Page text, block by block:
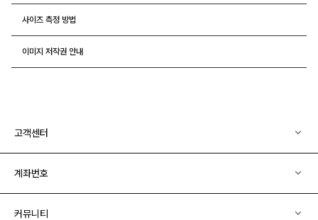
사이즈 측정 방법
이미지 저작권 안내
고객센터
계좌번호
커뮤니티